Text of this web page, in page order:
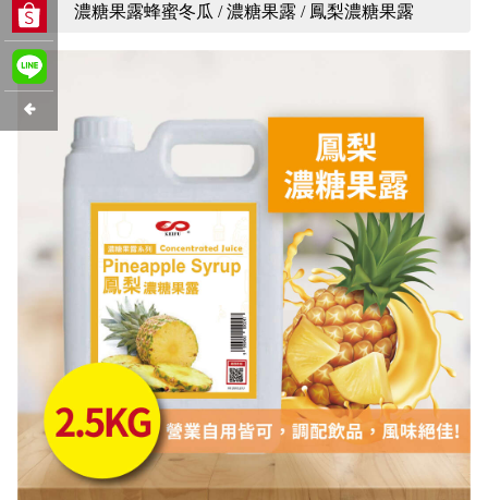
濃糖果露蜂蜜冬瓜 / 濃糖果露 / 鳳梨濃糖果露